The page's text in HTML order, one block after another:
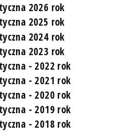
2026 rok
2025 rok
2024 rok
2023 rok
- 2022 rok
- 2021 rok
- 2020 rok
- 2019 rok
- 2018 rok